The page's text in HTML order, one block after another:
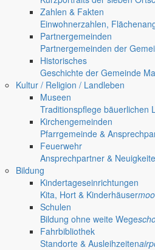
Zahlen & Fakten
Einwohnerzahlen,
Partnergemeinden
Partnergemeinden der
Historisches
Geschichte der Gemeinde
Kultur / Religion / Landleben
Museen
Traditionspflege bäuerlichen
Kirchengemeinden
Pfarrgemeinde &
Feuerwehr
Ansprechpartner &
Bildung
Kindertageseinrichtungen
Kita, Hort & Kinderhäuser
Schulen
Bildung ohne weite Wege
Fahrbibliothek
Standorte & Ausleihzeiten